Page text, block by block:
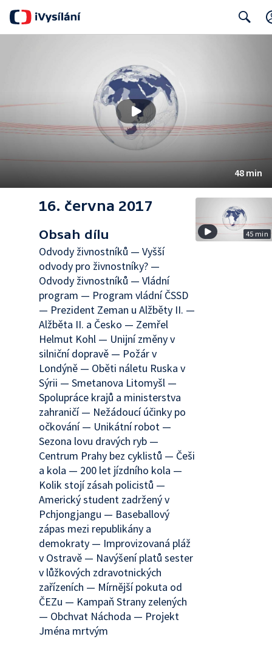
48 min
16. června 2017
Obsah dílu
Odvody živnostníků — Vyšší
odvody pro živnostníky? —
Odvody živnostníků — Vládní
program — Program vládní ČSSD
— Prezident Zeman u Alžběty II. —
Alžběta II. a Česko — Zemřel
Helmut Kohl — Unijní změny v
silniční dopravě — Požár v
Londýně — Oběti náletu Ruska v
Sýrii — Smetanova Litomyšl —
Spolupráce krajů a ministerstva
zahraničí — Nežádoucí účinky po
očkování — Unikátní robot —
Sezona lovu dravých ryb —
Centrum Prahy bez cyklistů — Češi
a kola — 200 let jízdního kola —
Kolik stojí zásah policistů —
Americký student zadržený v
Pchjongjangu — Baseballový
zápas mezi republikány a
demokraty — Improvizovaná pláž
v Ostravě — Navýšení platů sester
v lůžkových zdravotnických
zařízeních — Mírnější pokuta od
ČEZu — Kampaň Strany zelených
— Obchvat Náchoda — Projekt
Jména mrtvým
45 min